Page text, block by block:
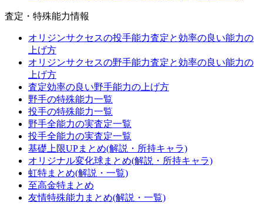
査定・特殊能力情報
オリジンサクセスの投手能力査定と効率の良い能力の
上げ方
オリジンサクセスの野手能力査定と効率の良い能力の
上げ方
査定効率の良い野手能力の上げ方
野手の特殊能力一覧
投手の特殊能力一覧
野手全能力の実査定一覧
投手全能力の実査定一覧
基礎上限UPまとめ(解説・所持キャラ)
オリジナル変化球まとめ(解説・所持キャラ)
虹特まとめ(解説・一覧)
至高金特まとめ
友情特殊能力まとめ(解説・一覧)